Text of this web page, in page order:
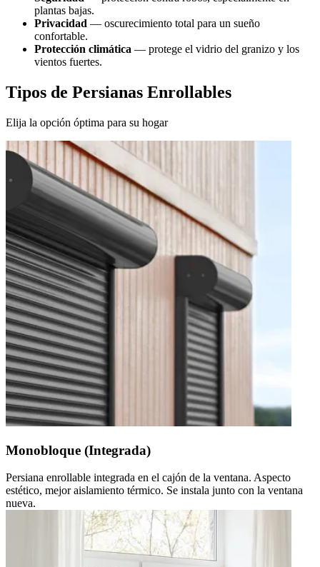
plantas bajas.
Privacidad — oscurecimiento total para un sueño
confortable.
Protección climática — protege el vidrio del granizo y los
vientos fuertes.
Tipos de Persianas Enrollables
Elija la opción óptima para su hogar
Monobloque (Integrada)
Persiana enrollable integrada en el cajón de la ventana. Aspecto
estético, mejor aislamiento térmico. Se instala junto con la ventana
nueva.